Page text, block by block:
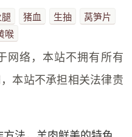
猪血 生抽
莴笋片
喉
网络，本站不拥有所有
本站不承担相关法律责